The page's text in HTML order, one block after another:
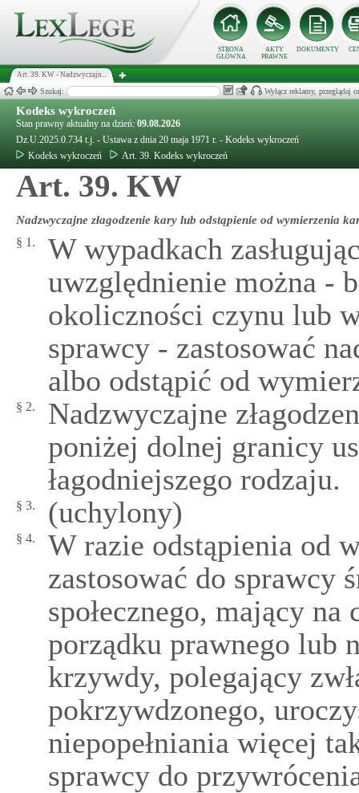
STRONA
GŁÓWNA
AKTY
PRAWNE
DOKUMENTY
Art. 39. KW - Nadzwyczajn...
Szukaj: Wyłącz reklamy, przeglądaj
Kodeks wykroczeń
Stan prawny aktualny na dzień: 09.08.2026
Dz.U.2025.0.734 t.j. - Ustawa z dnia 20 maja 1971 r. - Kodeks wykroczeń
Kodeks wykroczeń
Art. 39. Kodeks wykroczeń
Art. 39. KW
Nadzwyczajne złagodzenie kary lub odstąpienie od wymierzenia
§ 1.
W wypadkach
uwzględnienie można -
okoliczności czynu lub
sprawcy - zastosować
albo odstąpić od
§ 2.
Nadzwyczajne
poniżej dolnej granicy
łagodniejszego rodzaju.
§ 3. (uchylony)
§ 4.
W razie odstąpienia od
zastosować do sprawcy
społecznego, mający
porządku prawnego lub
krzywdy, polegający
pokrzywdzonego,
niepopełniania więcej
sprawcy do